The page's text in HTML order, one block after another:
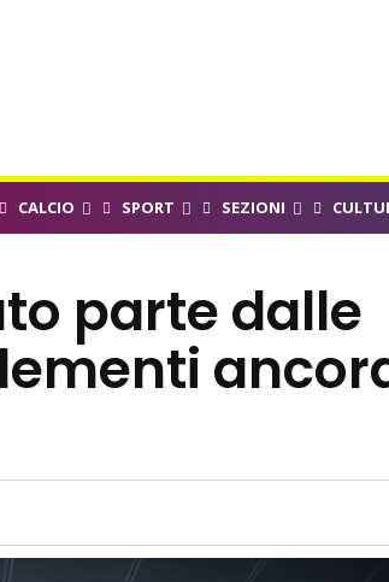
CALCIO SPORT SEZIONI
parte dalle